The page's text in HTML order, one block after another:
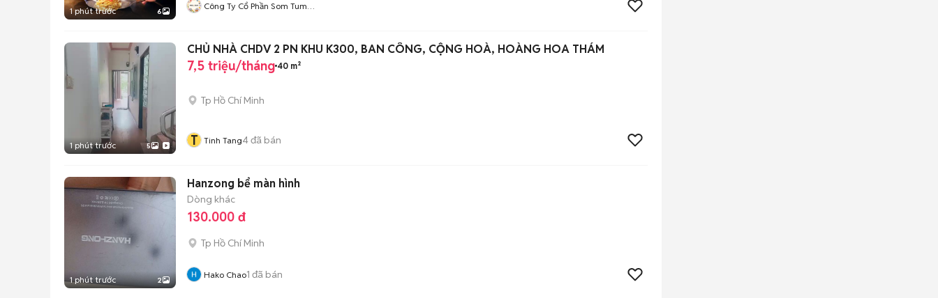
1 phút trước 6
Công Ty Cổ Phần Som Tum
1 phút trước 5
CHỦ NHÀ CHDV 2 PN KHU K300, BAN CÔNG, CỘNG HOÀ, HOÀNG HOA THÁM
7,5 triệu/tháng 40 m²
Tp Hồ Chí Minh
T Tinh Tang4đã bán
1 phút trước 2
Hanzong bể màn hình
Dòng khác
130.000 đ
Tp Hồ Chí Minh
Hako Chao1 đã bán